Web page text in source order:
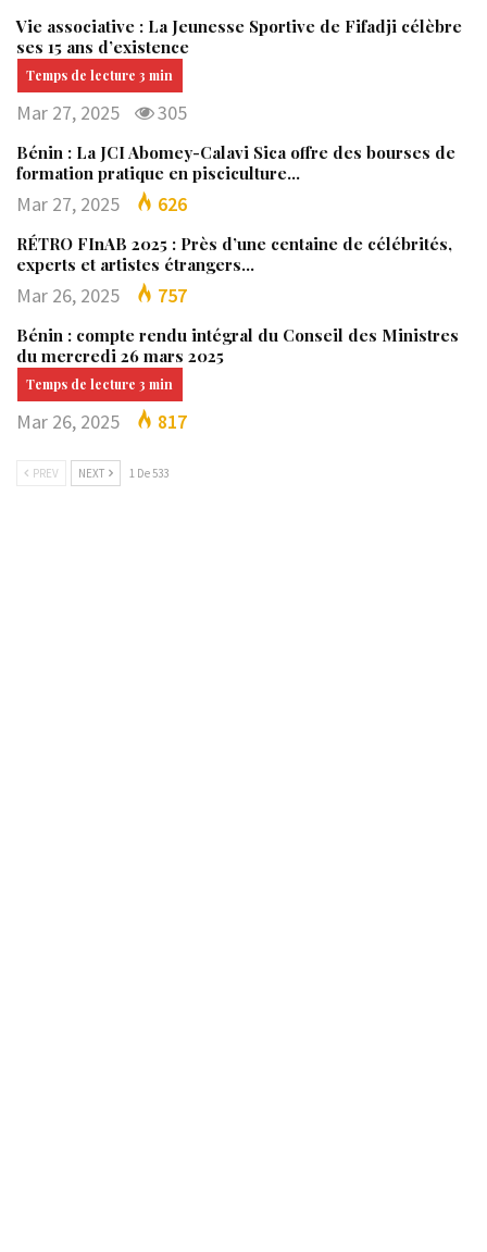
Vie associative : La Jeunesse Sportive de Fifadji célèbre
ses 15 ans d’existence
Mar 27, 2025 305
Bénin : La JCI Abomey-Calavi Sica offre des bourses de
formation pratique en pisciculture…
Mar 27, 2025 626
RÉTRO FInAB 2025 : Près d’une centaine de célébrités,
experts et artistes étrangers…
Mar 26, 2025 757
Bénin : compte rendu intégral du Conseil des Ministres
du mercredi 26 mars 2025
Mar 26, 2025 817
PREV NEXT 1 De 533